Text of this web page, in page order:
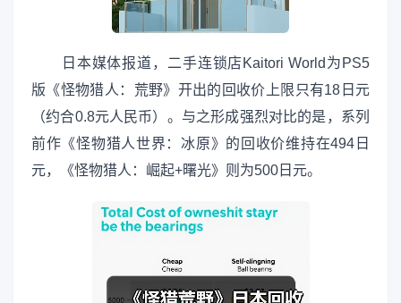
日本媒体报道，二手连锁店Kaitori World为PS5
版《怪物猎人：荒野》开出的回收价上限只有18日元
（约合0.8元人民币）。与之形成强烈对比的是，系列
前作《怪物猎人世界：冰原》的回收价维持在494日
元，《怪物猎人：崛起+曙光》则为500日元。